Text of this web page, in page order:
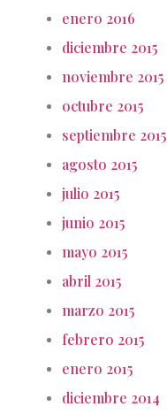
enero 2016
diciembre 2015
noviembre 2015
octubre 2015
septiembre 2015
agosto 2015
julio 2015
junio 2015
mayo 2015
abril 2015
marzo 2015
febrero 2015
enero 2015
diciembre 2014